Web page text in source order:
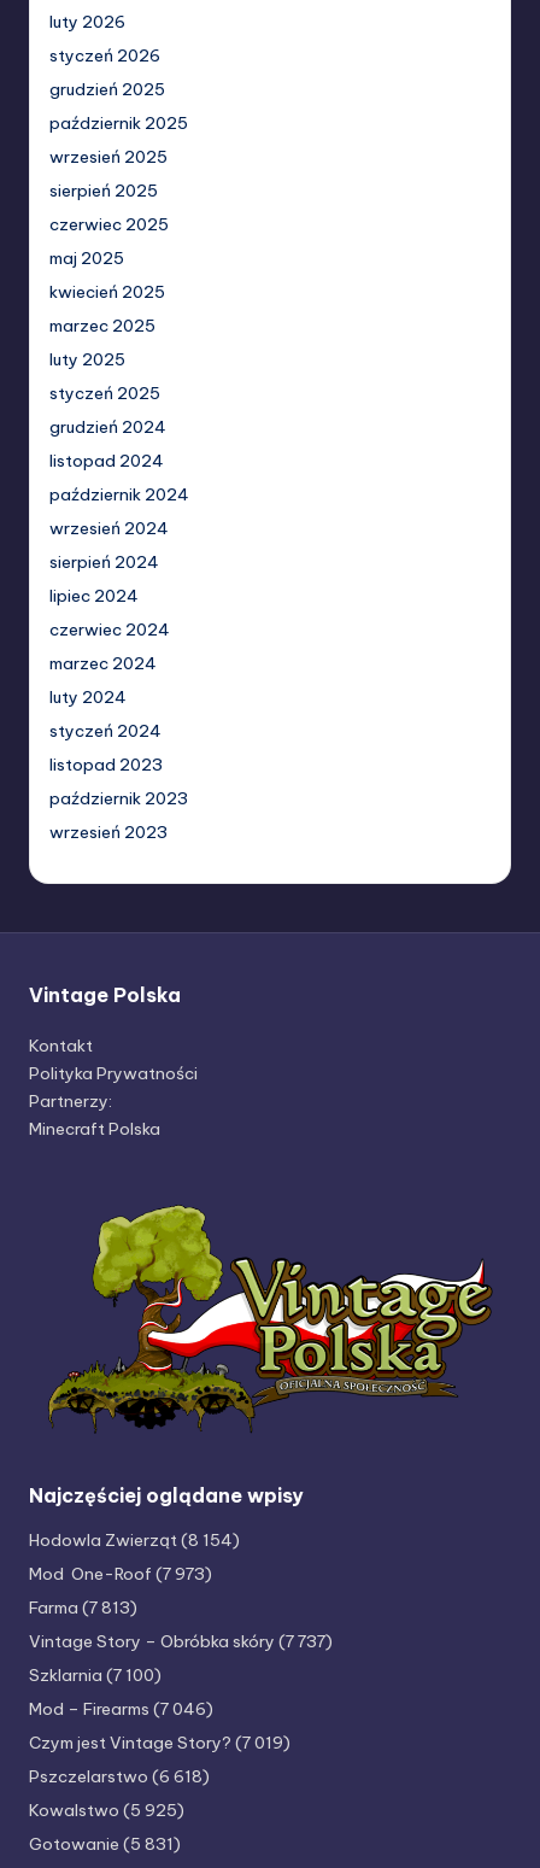
luty 2026
styczeń 2026
grudzień 2025
październik 2025
wrzesień 2025
sierpień 2025
czerwiec 2025
maj 2025
kwiecień 2025
marzec 2025
luty 2025
styczeń 2025
grudzień 2024
listopad 2024
październik 2024
wrzesień 2024
sierpień 2024
lipiec 2024
czerwiec 2024
marzec 2024
luty 2024
styczeń 2024
listopad 2023
październik 2023
wrzesień 2023
Vintage Polska
Kontakt
Polityka Prywatności
Partnerzy:
Minecraft Polska
Najczęściej oglądane wpisy
Hodowla Zwierząt(8 154)
Mod One-Roof (7 973)
Farma (7 813)
Vintage Story – Obróbka skóry (7 737)
Szklarnia (7 100)
Mod – Firearms (7 046)
Czym jest Vintage Story? (7 019)
Pszczelarstwo (6 618)
Kowalstwo (5 925)
Gotowanie (5 831)